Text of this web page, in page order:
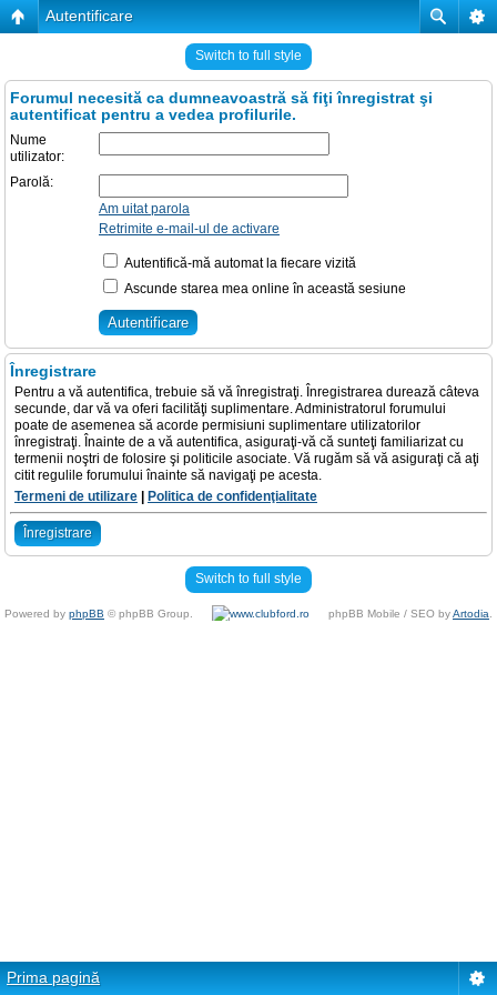
Autentificare
Switch to full style
Forumul necesită ca dumneavoastră să fiţi înregistrat şi
autentificat pentru a vedea profilurile.
Nume
utilizator:
Parolă:
Am uitat parola
Retrimite e-mail-ul de activare
Autentifică-mă automat la fiecare vizită
Ascunde starea mea online în această sesiune
Înregistrare
Pentru a vă autentifica, trebuie să vă înregistraţi. Înregistrarea durează câteva
secunde, dar vă va oferi facilităţi suplimentare. Administratorul forumului
poate de asemenea să acorde permisiuni suplimentare utilizatorilor
înregistraţi. Înainte de a vă autentifica, asiguraţi-vă că sunteţi familiarizat cu
termenii noştri de folosire şi politicile asociate. Vă rugăm să vă asiguraţi că aţi
citit regulile forumului înainte să navigaţi pe acesta.
Termeni de utilizare
Politica de confidenţialitate
Înregistrare
Switch to full style
Powered by phpBB © phpBB Group. phpBB Mobile / SEO byArtodia
Prima pagină